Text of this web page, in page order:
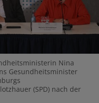
Nina
Gesundheitsminister
(SPD) nach der